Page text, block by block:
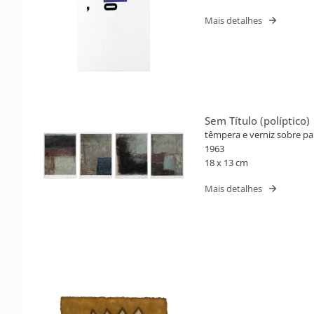
Mais detalhes
Sem Título (políptico)
têmpera e verniz sobre
1963
18 x 13 cm
Mais detalhes